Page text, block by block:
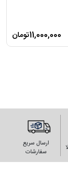
11,000,000تومان
ارسال سریع
سفارشات